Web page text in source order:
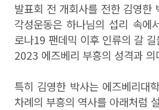
발표회 전 개회사를 전한 김영한
각성운동은 하나님의 섭리 속에
로나19 팬데믹 이후 인류의 갈
2023 에즈베리 부흥의 성격과 의
특히 김영한 박사는 에즈베리대
차례의 부흥의 역사를 아래처럼